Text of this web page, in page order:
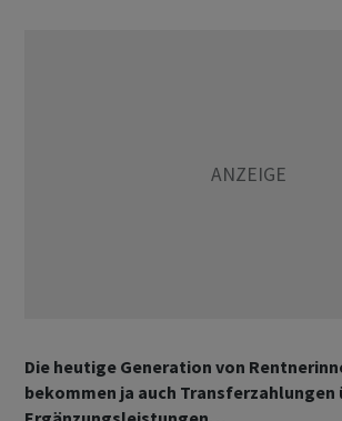
Die heutige Generation von
bekommen ja auch Transferzahlungen